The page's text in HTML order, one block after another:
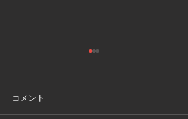
手作り物置の 解体処分もお任
せください 作業時間2時間で
完了 いろんなご相談に対応致
コメント